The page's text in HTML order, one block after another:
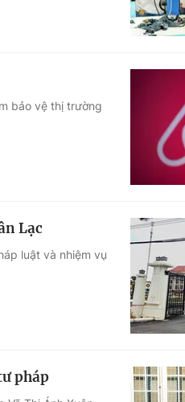
bảo vệ thị trường
Lạc
luật và nhiệm vụ
pháp